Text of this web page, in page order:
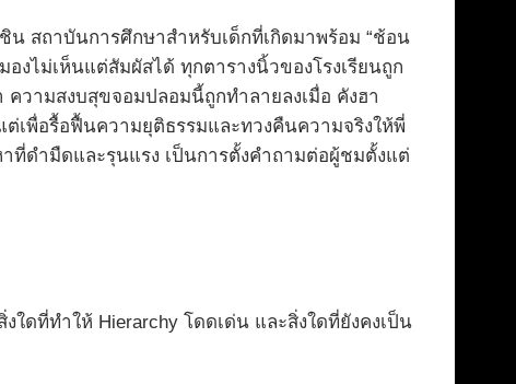
สถาบันการศึกษาสำหรับเด็กที่เกิดมาพร้อม “ช้อน
งไม่เห็นแต่สัมผัสได้ ทุกตารางนิ้วของโรงเรียนถูก
วามสงบสุขจอมปลอมนี้ถูกทำลายลงเมื่อ คังฮา
พื่อรื้อฟื้นความยุติธรรมและทวงคืนความจริงให้พี่
ที่ดำมืดและรุนแรง เป็นการตั้งคำถามต่อผู้ชมตั้งแต่
ใดที่ทำให้ Hierarchy โดดเด่น และสิ่งใดที่ยังคงเป็น